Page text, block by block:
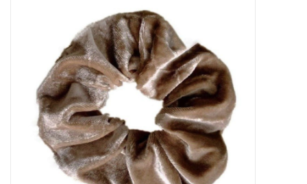
Accessoires
Home deco
Herensokken